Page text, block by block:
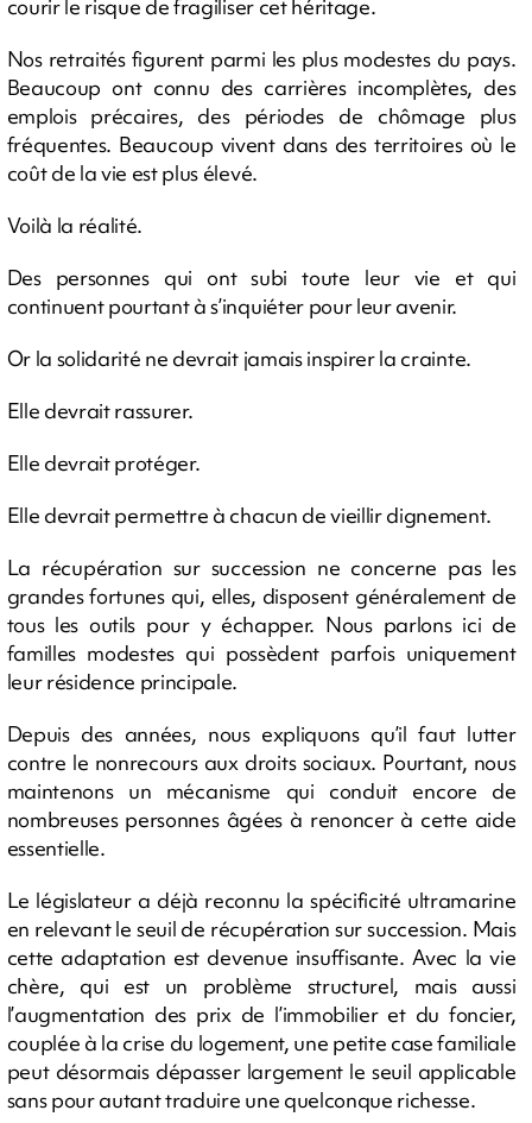
courir le risque de fragiliser cet héritage.
Nos retraités figurent parmi les plus modestes du pays.
Beaucoup ont connu des carrières incomplètes, des
emplois précaires, des périodes de chômage plus
fréquentes. Beaucoup vivent dans des territoires où le
coût de la vie est plus élevé.
Voilà la réalité.
Des personnes qui ont subi toute leur vie et qui
continuent pourtant à s’inquiéter pour leur avenir.
Or la solidarité ne devrait jamais inspirer la crainte.
Elle devrait rassurer.
Elle devrait protéger.
Elle devrait permettre à chacun de vieillir dignement.
La récupération sur succession ne concerne pas les
grandes fortunes qui, elles, disposent généralement de
tous les outils pour y échapper. Nous parlons ici de
familles modestes qui possèdent parfois uniquement
leur résidence principale.
Depuis des années, nous expliquons qu’il faut lutter
contre le nonrecours aux droits sociaux. Pourtant, nous
maintenons un mécanisme qui conduit encore de
nombreuses personnes âgées à renoncer à cette aide
essentielle.
Le législateur a déjà reconnu la spécificité ultramarine
en relevant le seuil de récupération sur succession. Mais
cette adaptation est devenue insuffisante. Avec la vie
chère, qui est un problème structurel, mais aussi
l’augmentation des prix de l’immobilier et du foncier,
couplée à la crise du logement, une petite case familiale
peut désormais dépasser largement le seuil applicable
sans pour autant traduire une quelconque richesse.